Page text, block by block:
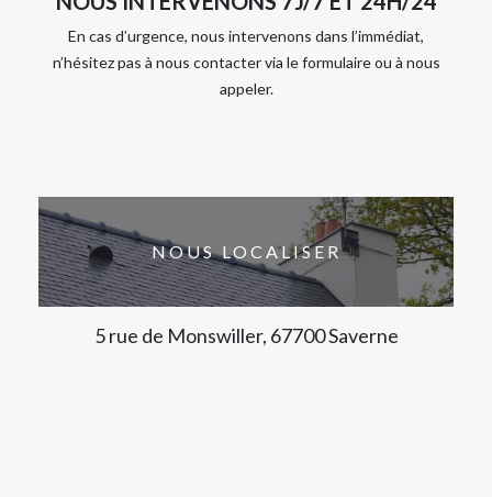
En cas d’urgence, nous intervenons dans l’immédiat,
n’hésitez pas à nous contacter via le formulaire ou à nous
appeler.
NOUS LOCALISER
5 rue de Monswiller, 67700 Saverne